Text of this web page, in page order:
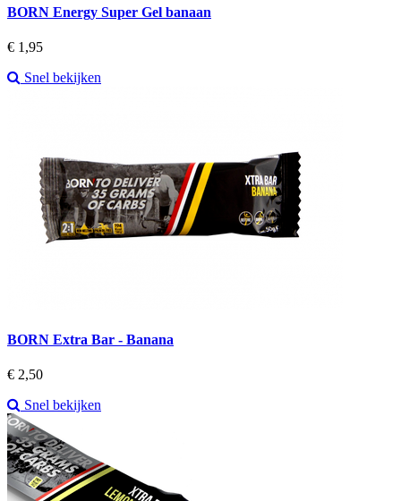
BORN Energy Super Gel banaan
Prijs
€ 1,95
Snel bekijken
BORN Extra Bar - Banana
Prijs
€ 2,50
Snel bekijken